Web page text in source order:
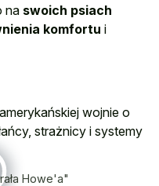
na swoich psiach
komfortu i
wojnie o
strażnicy i systemy
Howe'a"